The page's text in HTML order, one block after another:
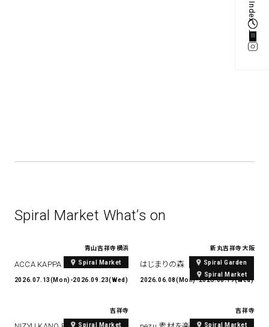
Index
Spiral Market What’s on
青山吉祥寺横浜
Spiral Market
ACCA KAPPA POP-UP 2026
2026.07.13(Mon)-2026.09.23(Wed)
新丸吉祥寺大阪
Spiral Garden
Spiral Market
はじまりの森
2026.06.08(Mon)-2026.08.19(Wed)
吉祥寺
Spiral Market
吉祥寺
Spiral Market